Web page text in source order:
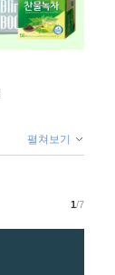
펼쳐보기
1/7